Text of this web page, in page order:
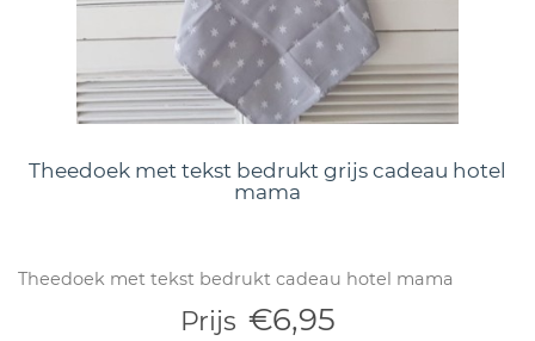
Theedoek met tekst bedrukt grijs cadeau hotel
mama
Theedoek met tekst bedrukt cadeau hotel mama
Prijs €6,95